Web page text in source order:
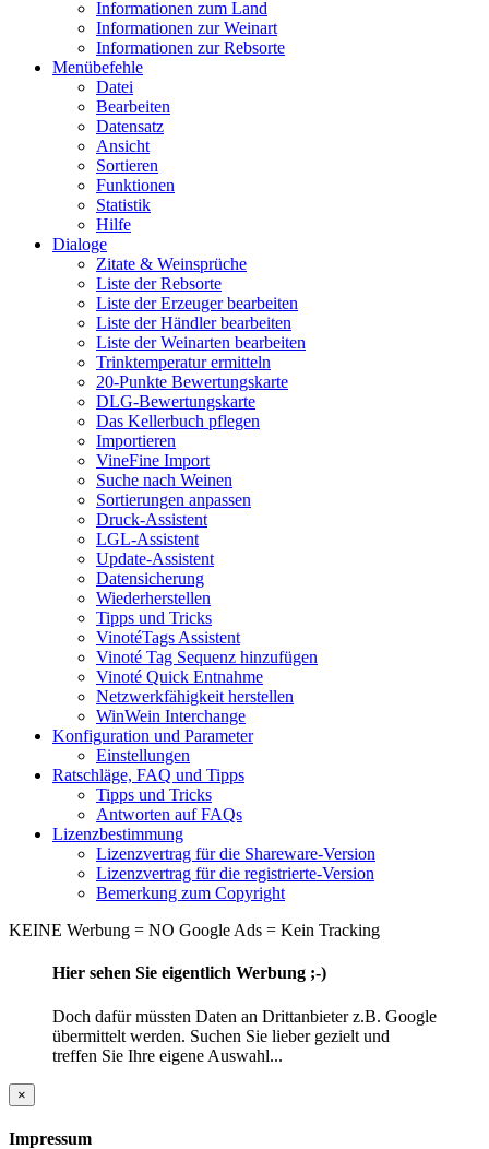
Informationen zum Land
Informationen zur Weinart
Informationen zur Rebsorte
Menübefehle
Datei
Bearbeiten
Datensatz
Ansicht
Sortieren
Funktionen
Statistik
Hilfe
Dialoge
Zitate & Weinsprüche
Liste der Rebsorte
Liste der Erzeuger bearbeiten
Liste der Händler bearbeiten
Liste der Weinarten bearbeiten
Trinktemperatur ermitteln
20-Punkte Bewertungskarte
DLG-Bewertungskarte
Das Kellerbuch pflegen
Importieren
VineFine Import
Suche nach Weinen
Sortierungen anpassen
Druck-Assistent
LGL-Assistent
Update-Assistent
Datensicherung
Wiederherstellen
Tipps und Tricks
VinotéTags Assistent
Vinoté Tag Sequenz hinzufügen
Vinoté Quick Entnahme
Netzwerkfähigkeit herstellen
WinWein Interchange
Konfiguration und Parameter
Einstellungen
Ratschläge, FAQ und Tipps
Tipps und Tricks
Antworten auf FAQs
Lizenzbestimmung
Lizenzvertrag für die Shareware-Version
Lizenzvertrag für die registrierte-Version
Bemerkung zum Copyright
KEINE Werbung = NO Google Ads = Kein Tracking
Hier sehen Sie eigentlich Werbung ;-)
Doch dafür müssten Daten an Drittanbieter z.B. Google
übermittelt werden. Suchen Sie lieber gezielt und
treffen Sie Ihre eigene Auswahl...
×
Impressum